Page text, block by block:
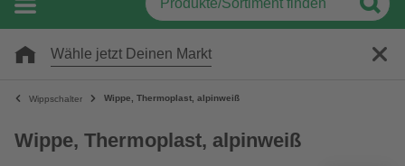
Wähle jetzt Deinen Markt
Wippschalter Wippe, Thermoplast, alpinweiß
Wippe, Thermoplast, alpinweiß